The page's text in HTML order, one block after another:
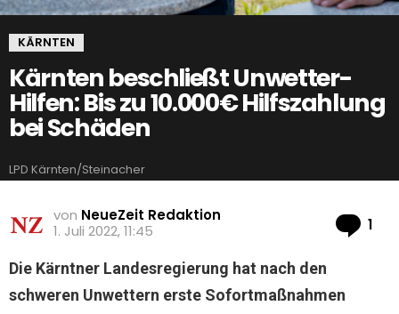
KÄRNTEN
Kärnten beschließt Unwetter-
Hilfen: Bis zu 10.000€ Hilfszahlung
bei Schäden
LPD Kärnten/Steinacher
von NeueZeit Redaktion
1. Juli 2022, 11:45
1
Die Kärntner Landesregierung hat nach den
schweren Unwettern erste Sofortmaßnahmen